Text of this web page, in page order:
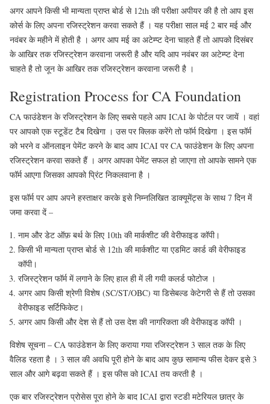
अगर आपने किसी भी मान्यता प्राप्त बोर्ड से 12th की परीक्षा अपीयर की है तो आप इस
कोर्स के लिए अपना रजिस्ट्रेशन करवा सकते हैं । यह परीक्षा साल मई 2 बार मई और
नवंबर के महीने में होती है । अगर आप मई का अटेम्प्ट देना चाहते हैं तो आपको दिसंबर
के आखिर तक रजिस्ट्रेशन करवाना जरूरी है और यदि आप नवंबर का अटेम्प्ट देना
चाहते है तो जून के आखिर तक रजिस्ट्रेशन करवाना जरूरी है ।
Registration Process for CA Foundation
CA फाउंडेशन के रजिस्ट्रेशन के लिए सबसे पहले आप ICAI के पोर्टल पर जायें । वहां
पर आपको एक स्टूडेंट टैब दिखेगा । उस पर क्लिक करेंगे तो फॉर्म दिखेगा । इस फॉर्म
को भरने व ऑनलाइन पेमेंट करने के बाद आप ICAI पर CA फाउंडेशन के लिए अपना
रजिस्ट्रेशन करवा सकते हैं । अगर आपका पेमेंट सफल हो जाएगा तो आपके सामने एक
फॉर्म आएगा जिसका आपको प्रिंट निकलवाना है ।
इस फॉर्म पर आप अपने हस्ताक्षर करके इसे निम्नलिखित डाक्यूमेंट्स के साथ 7 दिन में
जमा करवा दें –
नाम और डेट ऑफ़ बर्थ के लिए 10th की मार्कशीट की वेरीफाइड कॉपी।
किसी भी मान्यता प्राप्त बोर्ड से 12th की मार्कशीट या एडमिट कार्ड की वेरीफाइड
कॉपी।
रजिस्ट्रेशन फॉर्म में लगाने के लिए हाल ही में ली गयी कलर्ड फोटोज ।
अगर आप किसी श्रेणी विशेष (SC/ST/OBC) या डिसेबल्ड केटेगरी से हैं तो उसका
वेरीफाइड सर्टिफिकेट।
अगर आप किसी और देश से हैं तो उस देश की नागरिकता की वेरीफाइड कॉपी ।
विशेष सूचना – CA फाउंडेशन के लिए कराया गया रजिस्ट्रेशन 3 साल तक के लिए
वैलिड रहता है । 3 साल की अवधि पूरी होने के बाद आप कुछ सामान्य फीस देकर इसे 3
साल और आगे बढ़वा सकते हैं । इस फीस को ICAI तय करती है ।
एक बार रजिस्ट्रेशन प्रोसेस पूरा होने के बाद ICAI द्वारा स्टडी मटेरियल छात्र के